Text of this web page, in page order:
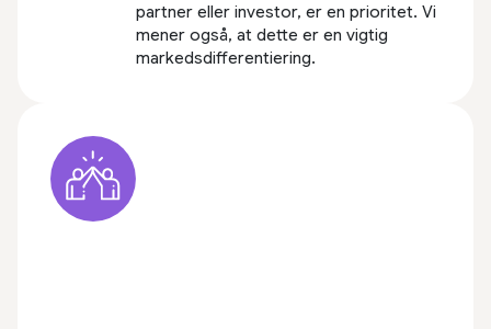
partner eller investor, er en prioritet. Vi
mener også, at dette er en vigtig
markedsdifferentiering.